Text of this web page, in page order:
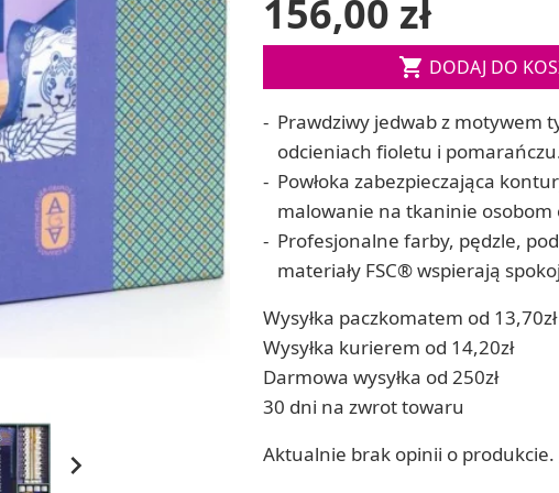
ręcznych
Soda, kwasek, formy do kul do kąpieli
Dodatki: barwniki i zapachy
RZEŹBA, GLINY I ODLEWY
Lepienie i rzeźbienie
Odlewy dekoracyjne
Tworzenie z gliny polimerowej
Modelowanie dla dzieci

156,00 zł
 DODAJ DO
Prawdziwy jedwab z motywem
odcieniach fioletu i
Powłoka zabezpieczająca
malowanie na tkaninie osobom
Profesjonalne farby, pędzle,
materiały FSC® wspierają
Wysyłka paczkomatem od 13,70zł
Wysyłka kurierem od 14,20zł
Darmowa wysyłka od 250zł
30 dni na zwrot towaru
Aktualnie brak opinii o produkcie.